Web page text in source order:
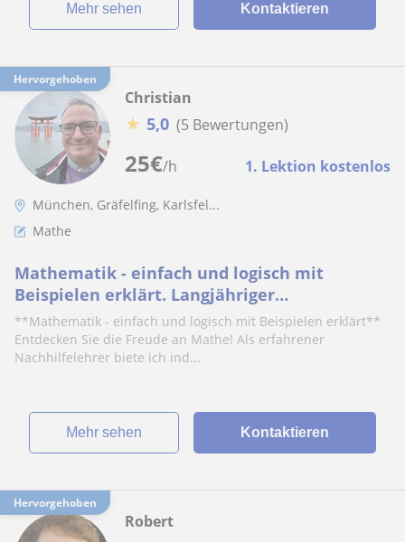
Mehr sehen Kontaktieren
Hervorgehoben
25€/h 1. Lektion kostenlos
Christian
★ 5,0 (5 Bewertungen)
München, Gräfelfing, Karlsfel...
Mathe
Mathematik - einfach und logisch mit
Beispielen erklärt. Langjähriger
Nachhilfelehrer unterrichtet alle
Schulformen ab 5. Klasse
**Mathematik - einfach und logisch mit Beispielen erklärt**
Entdecken Sie die Freude an Mathe! Als erfahrener
Nachhilfelehrer biete ich ind...
Mehr sehen Kontaktieren
Hervorgehoben
Robert